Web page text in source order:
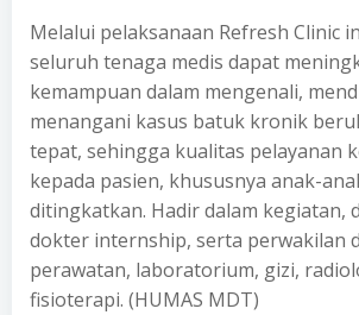
Melalui pelaksanaan Refresh Clinic
seluruh tenaga medis dapat
kemampuan dalam mengenali,
menangani kasus batuk kronik
tepat, sehingga kualitas pelayanan
kepada pasien, khususnya anak-
ditingkatkan. Hadir dalam kegiatan,
dokter internship, serta perwakilan
perawatan, laboratorium, gizi,
fisioterapi. (HUMAS MDT)